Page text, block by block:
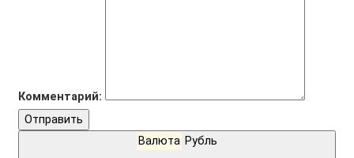
Комментарий:
Отправить
Валюта Рубль